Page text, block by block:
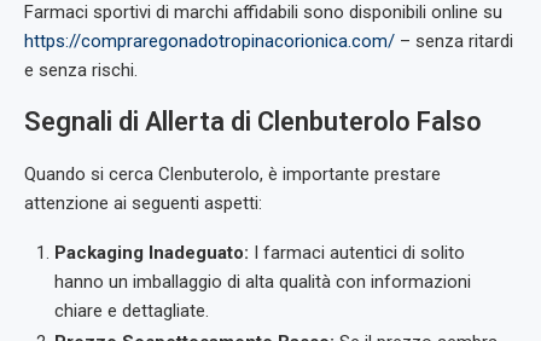
Farmaci sportivi di marchi affidabili sono disponibili online su
https://compraregonadotropinacorionica.com/ – senza ritardi
e senza rischi.
Segnali di Allerta di Clenbuterolo Falso
Quando si cerca Clenbuterolo, è importante prestare
attenzione ai seguenti aspetti:
Packaging Inadeguato: I farmaci autentici di solito
hanno un imballaggio di alta qualità con informazioni
chiare e dettagliate.